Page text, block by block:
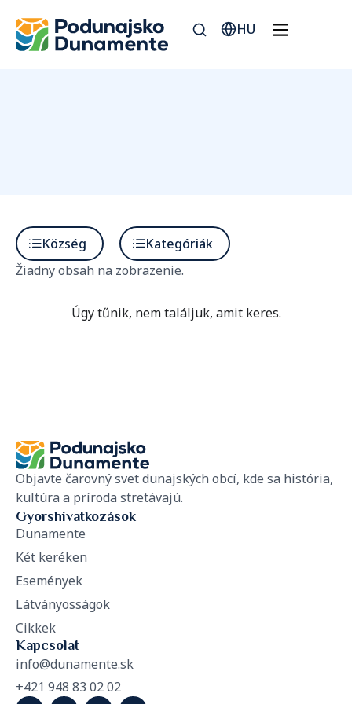
HU
Község
Kategóriák
Žiadny obsah na zobrazenie.
Úgy tűnik, nem találjuk, amit keres.
Objavte čarovný svet dunajských obcí, kde sa história,
kultúra a príroda stretávajú.
Gyorshivatkozások
Dunamente
Két keréken
Események
Látványosságok
Cikkek
Kapcsolat
info@dunamente.sk
+421 948 83 02 02